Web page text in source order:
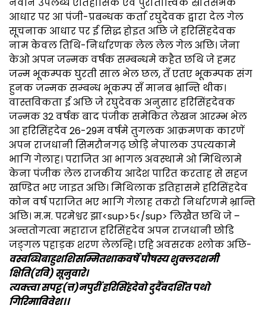
आधार पर आ पंजी-प्रबन्धक कर्ता रघुदेवक द्वारा देल गेल
सूचनाक आधार पर ई सिद्ध होइत अछि जे हरिसिंहदेवक
नाम केवल तिथि-निर्धारणक लेल लेल गेल अछि। जेना
केओ अपन जन्मक वर्षक सम्बन्धमे कहैत छथि जे हमर
जन्म भूकम्पक घुरती साल भेल छल, तँ एतए भूकम्पक संग
हुनक जन्मक सम्बन्ध भूकम्प सँ मानब भ्रान्ति थीक।
वास्तविकता ई अछि जे रघुदेवक अनुसार हरिसिंहदेवक
जन्मक 32 वर्षक बाद पंजीक समेकित लेखन आरम्भ भेल
आ हरिसिंहदेव 26-29म वर्षमे तुगलक आक्रमणक कारणें
अपन राजधानी सिमरौनगढ़ छोड़ि नेपालक उपत्यकामे
भागि गेलाह। पराजित आ भागल अवस्थामे ओ मिथिलामे
केना पंजीक लेल राजकीय आदेश पारित करताह से सहज
खण्डित भए जाइत अछि। मिथिलाक इतिहासमे हरिसिंहदेव
कोन वर्ष पराजित भए भागि गेलाह तकरो निर्धारणमे भ्रान्ति
अछि। म.म. परमेश्वर झा<sup>5</sup> लिखैत छथि जे –
अन्ततोगत्वा महाराज हरिसिंहदेव अपन राजधानी छोडि
जङ्गल पहाड़क शरण लेलन्हि। एहि अवसरक श्लोक अछि-
वस्वब्धिबाहुशशिसम्मितशाकवर्षे पौषस्य शुक्लदशमी
क्षिति(रवि) सूनुवारे।
त्यक्त्वा सपट्ट(त्त)नपुरीं हरिसिंहदेवो दुर्दैवदर्शित पथो
गिरिमाविवेश।।